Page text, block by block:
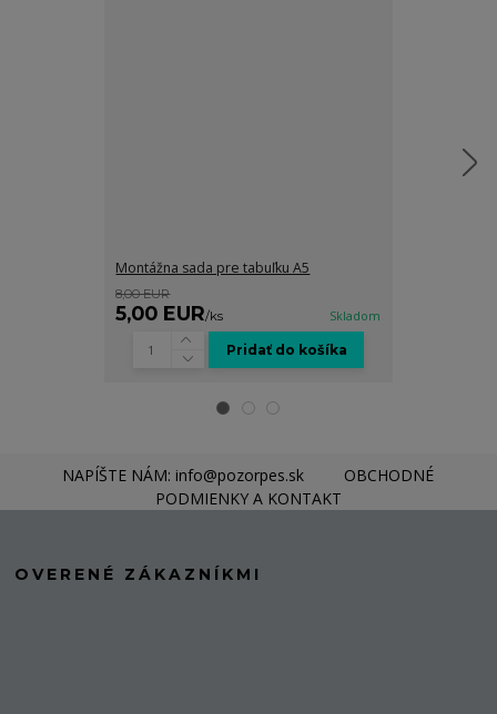
Montážna sada pre tabuľku A5
8,00 EUR
5,00 EUR/ks Skladom
Pridať do košíka
NAPÍŠTE NÁM: info@pozorpes.sk
OBCHODNÉ
PODMIENKY A KONTAKT
OVERENÉ ZÁKAZNÍKMI